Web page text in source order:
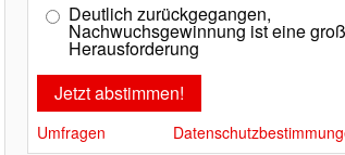
Deutlich zurückgegangen,
Nachwuchsgewinnung ist eine
Herausforderung
Umfragen